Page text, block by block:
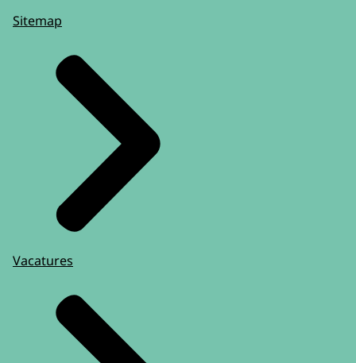
Sitemap
Vacatures